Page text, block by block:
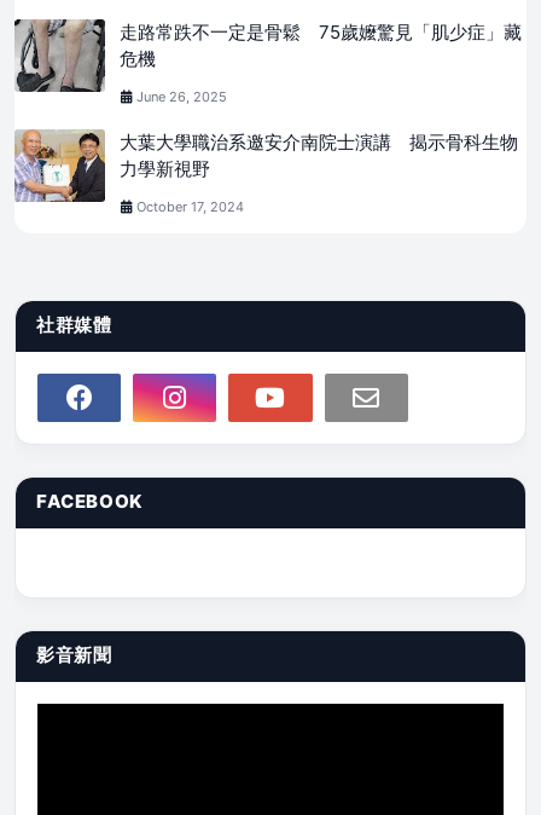
走路常跌不一定是骨鬆 75歲嬤驚見「肌少症」藏
危機
June 26, 2025
大葉大學職治系邀安介南院士演講 揭示骨科生物
力學新視野
October 17, 2024
社群媒體
FACEBOOK
影音新聞